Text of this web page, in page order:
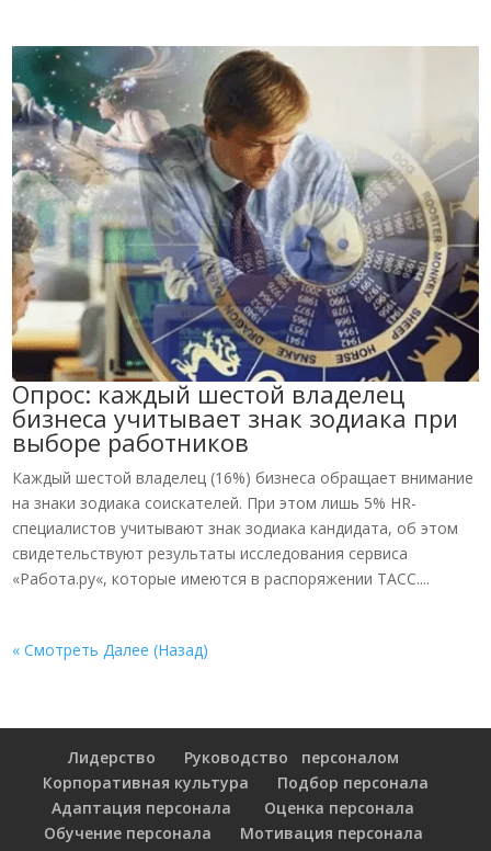
Опрос: каждый шестой владелец
бизнеса учитывает знак зодиака при
выборе работников
Каждый шестой владелец (16%) бизнеса обращает внимание
на знаки зодиака соискателей. При этом лишь 5% HR-
специалистов учитывают знак зодиака кандидата, об этом
свидетельствуют результаты исследования сервиса
«Работа.ру«, которые имеются в распоряжении ТАСС....
« Смотреть Далее (Назад)
Лидерство
Руководство персоналом
Корпоративная культура
Подбор персонала
Адаптация персонала
Оценка персонала
Обучение персонала
Мотивация персонала